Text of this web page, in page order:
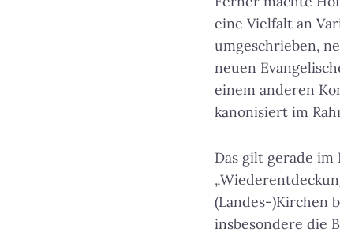
eine Vielfalt an
umgeschrieben,
neuen
einem anderen
kanonisiert im
Das gilt gerade
(Landes-)Kirchen
insbesondere die